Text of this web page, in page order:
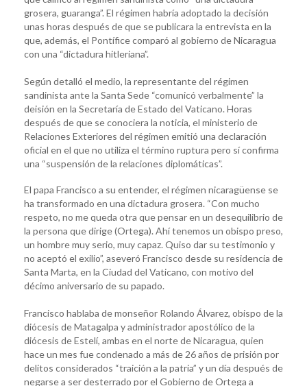
grosera, guaranga”. El régimen habría adoptado la decisión
unas horas después de que se publicara la entrevista en la
que, además, el Pontífice comparó al gobierno de Nicaragua
con una “dictadura hitleriana”.
Según detalló el medio, la representante del régimen
sandinista ante la Santa Sede “comunicó verbalmente” la
deisión en la Secretaría de Estado del Vaticano. Horas
después de que se conociera la noticia, el ministerio de
Relaciones Exteriores del régimen emitió una declaración
oficial en el que no utiliza el término ruptura pero sí confirma
una “suspensión de la relaciones diplomáticas”.
El papa Francisco a su entender, el régimen nicaragüense se
ha transformado en una dictadura grosera. “Con mucho
respeto, no me queda otra que pensar en un desequilibrio de
la persona que dirige (Ortega). Ahí tenemos un obispo preso,
un hombre muy serio, muy capaz. Quiso dar su testimonio y
no aceptó el exilio”, aseveró Francisco desde su residencia de
Santa Marta, en la Ciudad del Vaticano, con motivo del
décimo aniversario de su papado.
Francisco hablaba de monseñor Rolando Álvarez, obispo de la
diócesis de Matagalpa y administrador apostólico de la
diócesis de Estelí, ambas en el norte de Nicaragua, quien
hace un mes fue condenado a más de 26 años de prisión por
delitos considerados “traición a la patria” y un día después de
negarse a ser desterrado por el Gobierno de Ortega a